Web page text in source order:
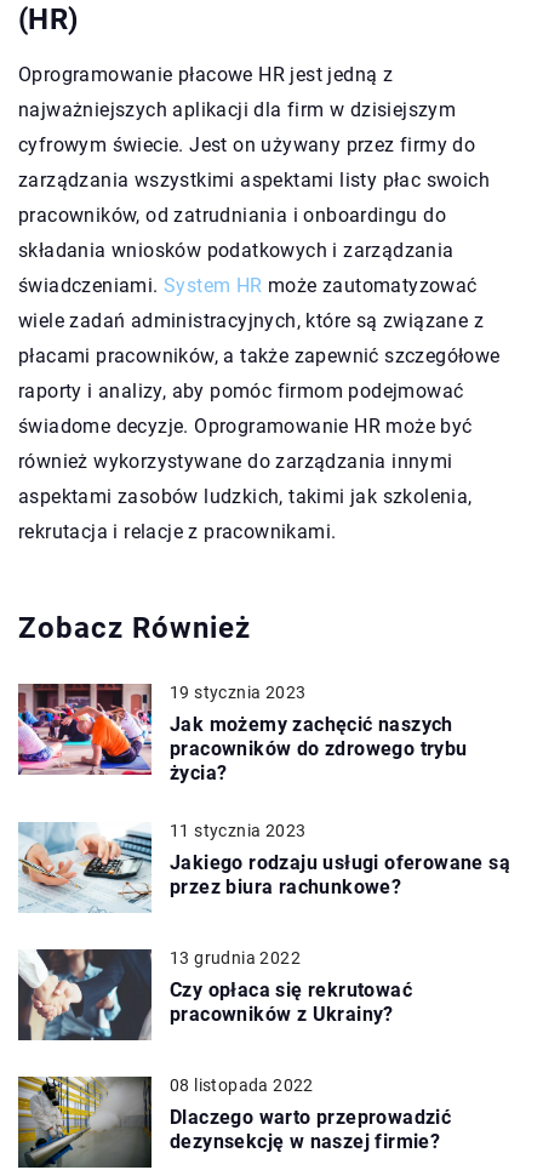
(HR)
Oprogramowanie płacowe HR jest jedną z
najważniejszych aplikacji dla firm w dzisiejszym
cyfrowym świecie. Jest on używany przez firmy do
zarządzania wszystkimi aspektami listy płac swoich
pracowników, od zatrudniania i onboardingu do
składania wniosków podatkowych i zarządzania
świadczeniami.System HR może zautomatyzować
wiele zadań administracyjnych, które są związane z
płacami pracowników, a także zapewnić szczegółowe
raporty i analizy, aby pomóc firmom podejmować
świadome decyzje. Oprogramowanie HR może być
również wykorzystywane do zarządzania innymi
aspektami zasobów ludzkich, takimi jak szkolenia,
rekrutacja i relacje z pracownikami.
Zobacz Również
19 stycznia 2023
Jak możemy zachęcić naszych
pracowników do zdrowego trybu
życia?
11 stycznia 2023
Jakiego rodzaju usługi oferowane są
przez biura rachunkowe?
13 grudnia 2022
Czy opłaca się rekrutować
pracowników z Ukrainy?
08 listopada 2022
Dlaczego warto przeprowadzić
dezynsekcję w naszej firmie?